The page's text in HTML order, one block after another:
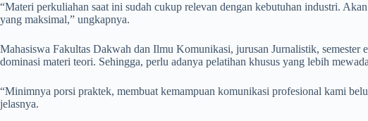
“Materi perkuliahan saat ini sudah cukup relevan dengan kebutuhan industri.
yang maksimal,” ungkapnya.
​Mahasiswa Fakultas Dakwah dan Ilmu Komunikasi, jurusan Jurnalistik, semester
dominasi materi teori. Sehingga, perlu adanya pelatihan khusus yang lebih
“Minimnya porsi praktek, membuat kemampuan komunikasi profesional kami
jelasnya.